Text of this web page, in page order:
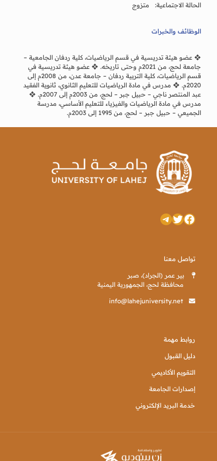
الحالة الاجتماعية: متزوج
الوظائف والخبرات
❖ عضو هيئة تدريسية في قسم الرياضيات، كلية ردفان الجامعية –
جامعة لحج، من 2021م وحتى تاريخه. ❖ عضو هيئة تدريسية في
قسم الرياضيات، كلية التربية ردفان – جامعة عدن، من 2008م إلى
2020م. ❖ مدرس في مادة الرياضيات للتعليم الثانوي، ثانوية الفقيد
عبد المنتصر ناجي – حبيل جبر – لحج، من 2003م إلى 2007م. ❖
مدرس في مادة الرياضيات والفيزياء للتعليم الأساسي، مدرسة
الجميعي – حبيل جبر – لحج، من 1995 إلى 2003م.
فيسبوك
تويترتيليجرام
تواصل معنا
بير عمر (الجراد)، صبر
محافظة لحج، الجمهورية اليمنية
info@lahejuniversity.net
روابط مهمة
دليل القبول
التقويم الأكاديمي
إصدارات الجامعة
خدمة البريد الإلكتروني